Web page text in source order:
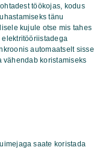
töökojas, kodus
tänu
kujule otse mis tahes
elektritööriistadega
automaatselt sisse
vähendab koristamiseks
saate koristada